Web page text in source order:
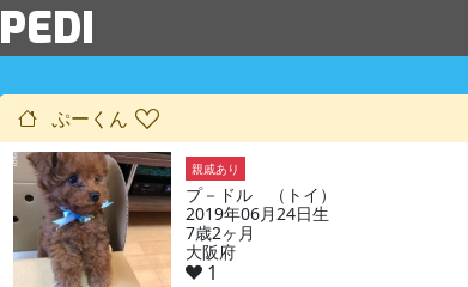
PEDI
ぷーくん
親戚あり
プ－ドル （トイ）
2019年06月24日生
7歳2ヶ月
大阪府
1